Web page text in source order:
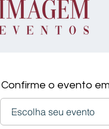
Confirme o evento